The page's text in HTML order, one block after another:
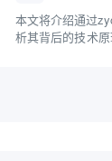
本文将介绍通过
析其背后的技术原